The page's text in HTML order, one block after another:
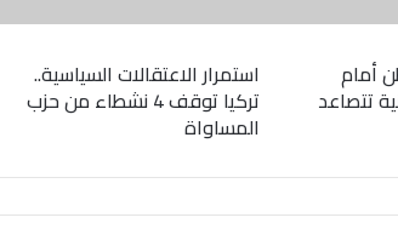
أمام
تتصاعد
استمرار الاعتقالات السياسية..
تركيا توقف 4 نشطاء من حزب
المساواة